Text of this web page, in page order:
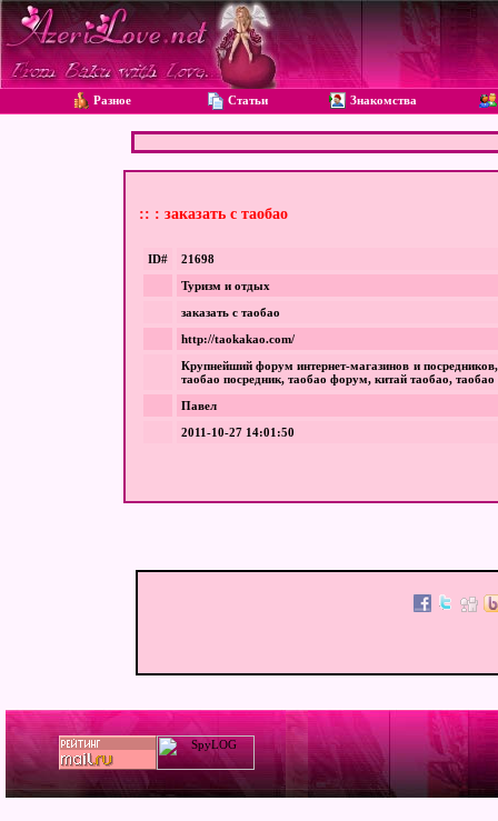
Разное Статьи Знакомства
:: : заказать с таобао
ID#
21698
Туризм и отдых
заказать с таобао
http://taokakao.com/
Крупнейший форум интернет-магазинов и
таобао посредник, таобао форум, китай таобао,
Павел
2011-10-27 14:01:50